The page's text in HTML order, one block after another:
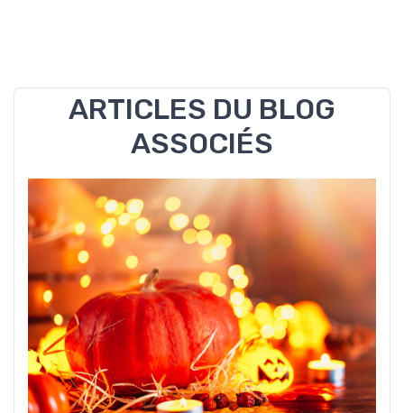
ARTICLES DU BLOG
ASSOCIÉS